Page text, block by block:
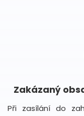
Zakázaný
Při zasílání do